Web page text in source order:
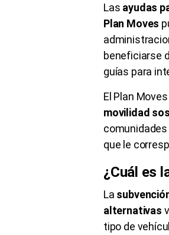
Las ayudas
Plan Moves
beneficiarse
guías para
El Plan Moves
movilidad
que le
¿Cuál es
La
alternativas
tipo de